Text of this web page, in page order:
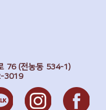
76 (전농동 534-1)
3019